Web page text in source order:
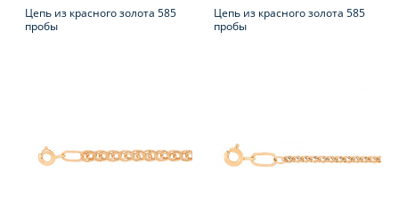
Цепь из красного золота 585
пробы
Цепь из красного золота 585
пробы